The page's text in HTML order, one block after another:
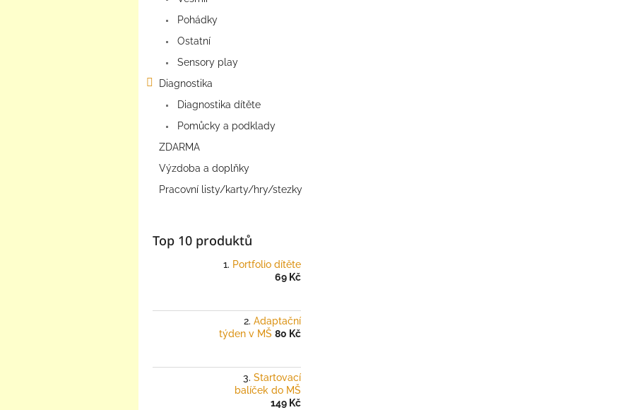
Pohádky
Ostatní
Sensory play
Diagnostika
Diagnostika dítěte
Pomůcky a podklady
ZDARMA
Výzdoba a doplňky
Pracovní listy/karty/hry/stezky
Top 10 produktů
Portfolio dítěte
69 Kč
Adaptační
týden v MŠ 80 Kč
Startovací
balíček do MŠ
149 Kč